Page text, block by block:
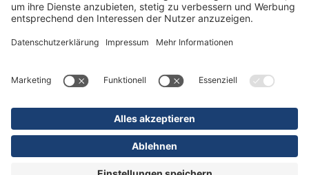
Ihre Gesundheit im Mittelpunkt -
Therapeutische Vielfalt in der DR.